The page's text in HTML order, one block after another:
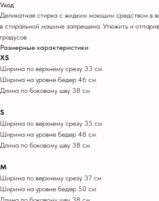
Уход
Деликатная стирка с жидким моющим средством в
в стиральной машине запрещена. Утюжить и
градусов
Размерные характеристики
XS
Ширина по верхнему срезу 33 см
Ширина на уровне бедер 46 см
Длина по боковому шву 38 см
S
Ширина по верхнему срезу 35 см
Ширина на уровне бедер 48 см
Длина по боковому шву 38 см
М
Ширина по верхнему срезу 37 см
Ширина на уровне бедер 50 см